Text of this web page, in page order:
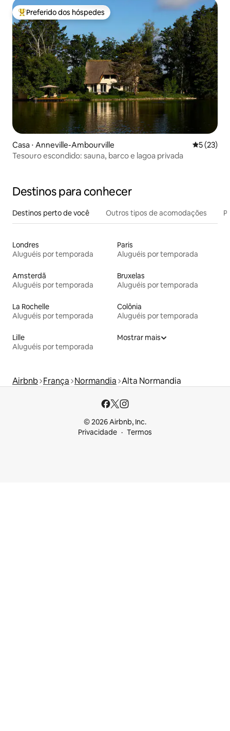
Entre os melhores preferidos dos hóspedes
Preferido dos hóspedes
Casa ⋅ Anneville-Ambourville 5 de uma
5 (23)
Tesouro escondido: sauna, barco e lagoa privada
Destinos para conhecer
Destinos perto de você Outros tipos de acomodações
Londres
Aluguéis por temporada
Paris
Aluguéis por temporada
Amsterdã
Aluguéis por temporada
Bruxelas
Aluguéis por temporada
La Rochelle
Aluguéis por temporada
Colônia
Aluguéis por temporada
Lille
Aluguéis por temporada
Mostrar mais
Airbnb França Normandia Alta Normandia
© 2026 Airbnb, Inc.
Privacidade
Termos